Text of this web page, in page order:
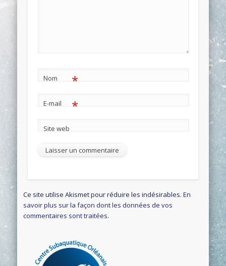
Nom *
E-mail *
Site web
Ce site utilise Akismet pour réduire les indésirables.En
savoir plus sur la façon dont les données de vos
commentaires sont traitées.